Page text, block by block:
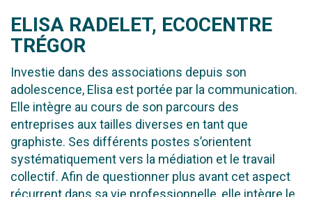
ELISA RADELET, ECOCENTRE
TRÉGOR
Investie dans des associations depuis son
adolescence, Elisa est portée par la communication.
Elle intègre au cours de son parcours des
entreprises aux tailles diverses en tant que
graphiste. Ses différents postes s’orientent
systématiquement vers la médiation et le travail
collectif. Afin de questionner plus avant cet aspect
récurrent dans sa vie professionnelle, elle intègre le